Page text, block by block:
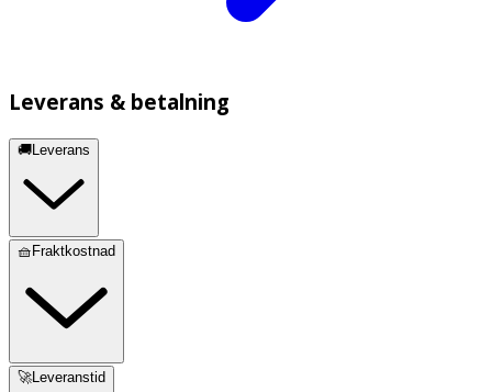
Leverans & betalning
🚚Leverans
🧺Fraktkostnad
🚀Leveranstid